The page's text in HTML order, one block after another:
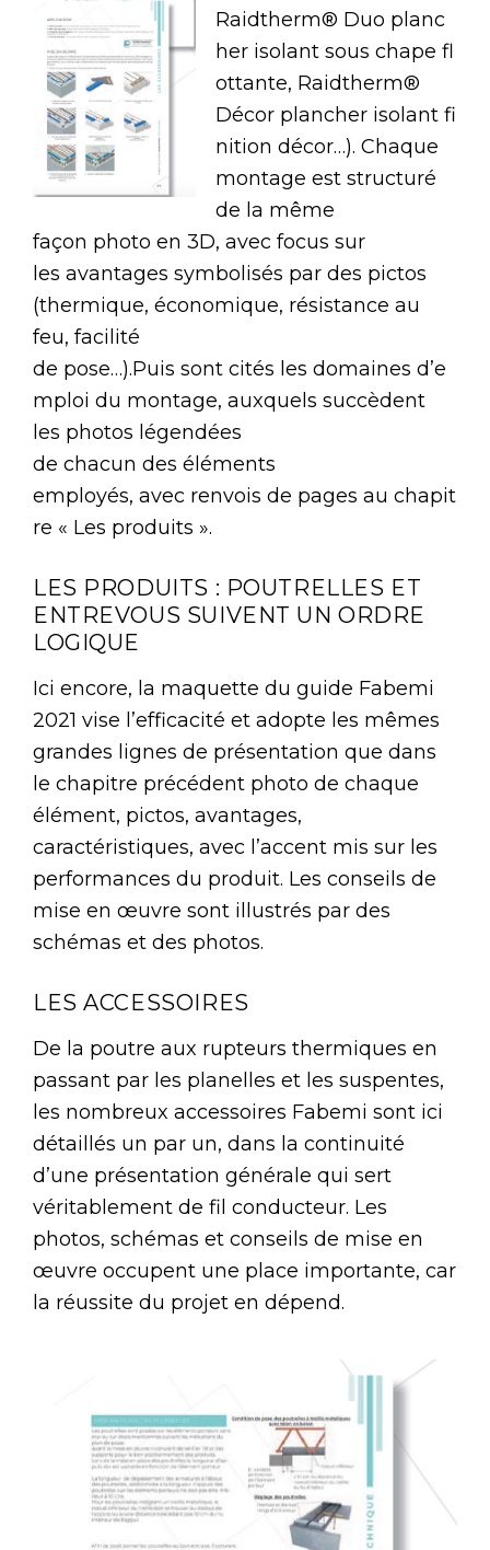
Raidtherm® Duo planc
her isolant sous chape fl
ottante, Raidtherm®
Décor plancher isolant fi
nition décor…). Chaque
montage est structuré
de la même
façon photo en 3D, avec focus sur
les avantages symbolisés par des pictos
(thermique, économique, résistance au
feu, facilité
de pose…).Puis sont cités les domaines d’e
mploi du montage, auxquels succèdent
les photos légendées
de chacun des éléments
employés, avec renvois de pages au chapit
re « Les produits ».
LES PRODUITS : POUTRELLES ET
ENTREVOUS SUIVENT UN ORDRE
LOGIQUE
Ici encore, la maquette du guide Fabemi
2021 vise l’efficacité et adopte les mêmes
grandes lignes de présentation que dans
le chapitre précédent photo de chaque
élément, pictos, avantages,
caractéristiques, avec l’accent mis sur les
performances du produit. Les conseils de
mise en œuvre sont illustrés par des
schémas et des photos.
LES ACCESSOIRES
De la poutre aux rupteurs thermiques en
passant par les planelles et les suspentes,
les nombreux accessoires Fabemi sont ici
détaillés un par un, dans la continuité
d’une présentation générale qui sert
véritablement de fil conducteur. Les
photos, schémas et conseils de mise en
œuvre occupent une place importante, car
la réussite du projet en dépend.